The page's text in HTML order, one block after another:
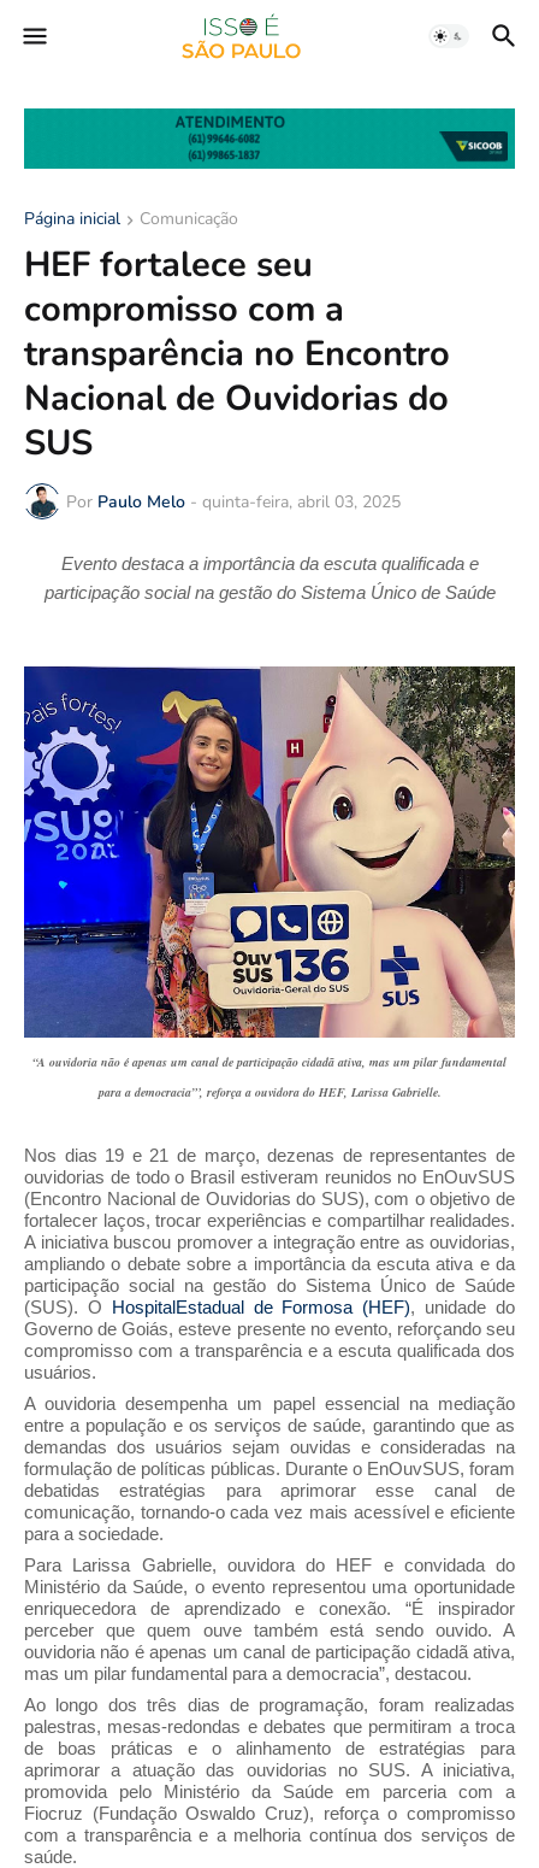
Página inicial Comunicação
HEF fortalece seu
compromisso com a
transparência no Encontro
Nacional de Ouvidorias do
SUS
Por Paulo Melo - quinta-feira, abril 03, 2025
Evento destaca a importância da escuta qualificada e
participação social na gestão do Sistema Único de Saúde
“A ouvidoria não é apenas um canal de participação cidadã ativa, mas um pilar fundamental
para a democracia”’, reforça a ouvidora do HEF, Larissa Gabrielle.
Nos dias 19 e 21 de março, dezenas de representantes de
ouvidorias de todo o Brasil estiveram reunidos no EnOuvSUS
(Encontro Nacional de Ouvidorias do SUS), com o objetivo de
fortalecer laços, trocar experiências e compartilhar realidades.
A iniciativa buscou promover a integração entre as ouvidorias,
ampliando o debate sobre a importância da escuta ativa e da
participação social na gestão do Sistema Único de Saúde
(SUS). O HospitalEstadual de Formosa (HEF), unidade do
Governo de Goiás, esteve presente no evento, reforçando seu
compromisso com a transparência e a escuta qualificada dos
usuários.
A ouvidoria desempenha um papel essencial na mediação
entre a população e os serviços de saúde, garantindo que as
demandas dos usuários sejam ouvidas e consideradas na
formulação de políticas públicas. Durante o EnOuvSUS, foram
debatidas estratégias para aprimorar esse canal de
comunicação, tornando-o cada vez mais acessível e eficiente
para a sociedade.
Para Larissa Gabrielle, ouvidora do HEF e convidada do
Ministério da Saúde, o evento representou uma oportunidade
enriquecedora de aprendizado e conexão. “É inspirador
perceber que quem ouve também está sendo ouvido. A
ouvidoria não é apenas um canal de participação cidadã ativa,
mas um pilar fundamental para a democracia”, destacou.
Ao longo dos três dias de programação, foram realizadas
palestras, mesas-redondas e debates que permitiram a troca
de boas práticas e o alinhamento de estratégias para
aprimorar a atuação das ouvidorias no SUS. A iniciativa,
promovida pelo Ministério da Saúde em parceria com a
Fiocruz (Fundação Oswaldo Cruz), reforça o compromisso
com a transparência e a melhoria contínua dos serviços de
saúde.